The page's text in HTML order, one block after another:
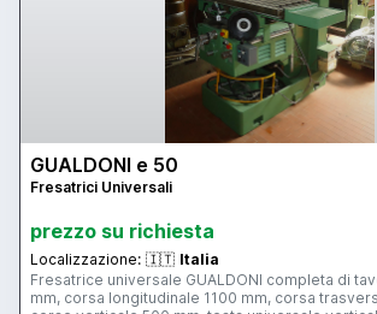
GUALDONI e 50
Fresatrici Universali
prezzo su richiesta
Localizzazione: 🇮🇹 Italia
Fresatrice universale GUALDONI completa di
mm, corsa longitudinale 1100 mm, corsa